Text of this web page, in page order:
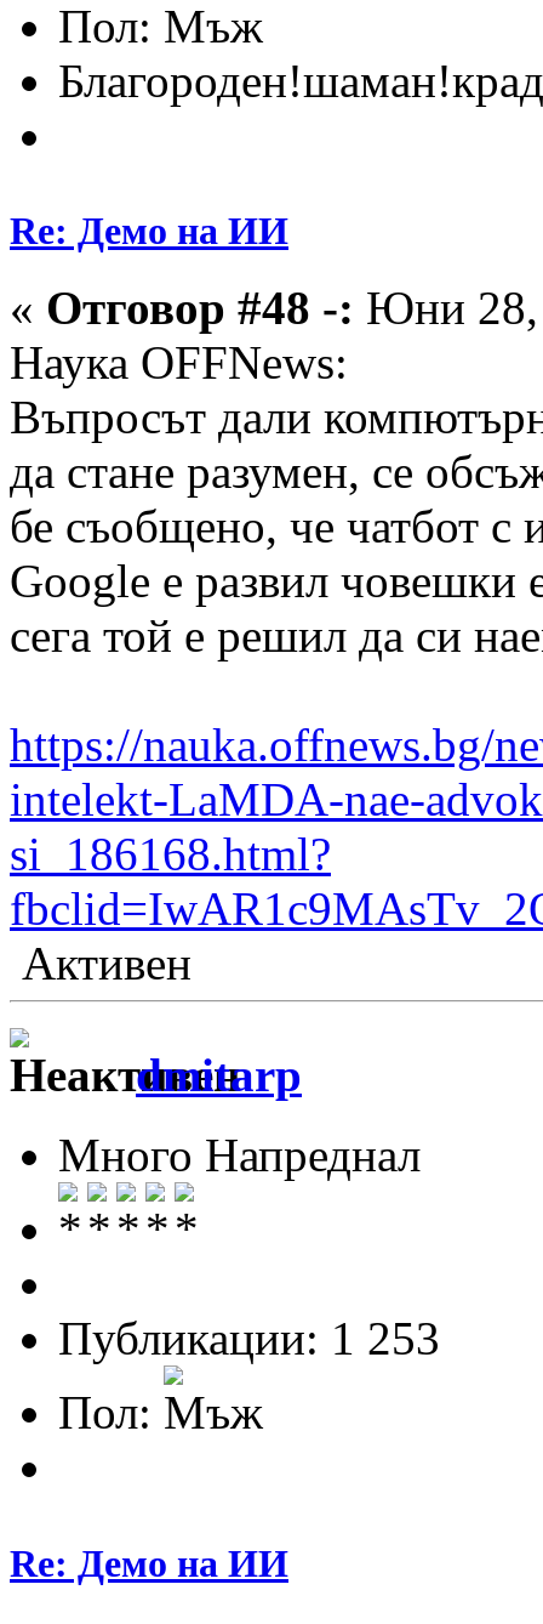
Пол:
Re: Демо на ИИ
« Отговор #48 -: Юни 28,
Наука OFFNews:
Въпросът дали
да стане разумен, се
бе съобщено, че чатбот с
Google е развил
сега той е решил да си
https://nauka.offnews.bg/
intelekt-LaMDA-nae-
si_186168.html?
Активен
dmitarp
Много Напреднал
Публикации: 1 253
Пол:
Re: Демо на ИИ